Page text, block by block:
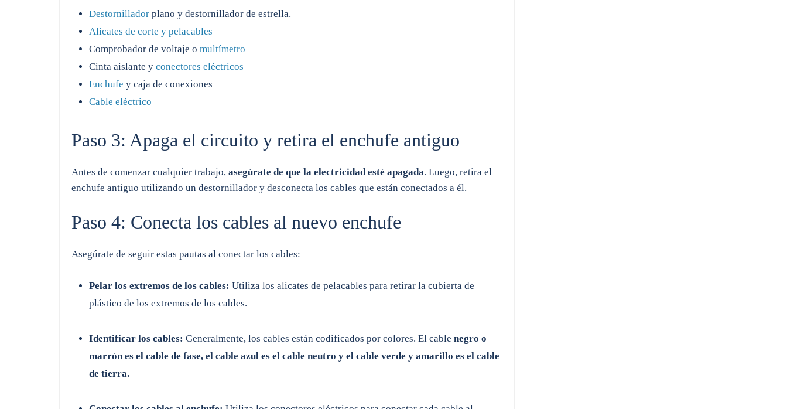
Destornillador plano y destornillador de estrella.
Alicates de corte y pelacables
Comprobador de voltaje o multímetro
Cinta aislante y conectores eléctricos
Enchufe y caja de conexiones
Cable eléctrico
Paso 3: Apaga el circuito y retira el enchufe antiguo
Antes de comenzar cualquier trabajo, asegúrate de que la electricidad esté apagada. Luego, retira el
enchufe antiguo utilizando un destornillador y desconecta los cables que están conectados a él.
Paso 4: Conecta los cables al nuevo enchufe
Asegúrate de seguir estas pautas al conectar los cables:
Pelar los extremos de los cables: Utiliza los alicates de pelacables para retirar la cubierta de
plástico de los extremos de los cables.
Identificar los cables: Generalmente, los cables están codificados por colores. El cable negro o
marrón es el cable de fase, el cable azul es el cable neutro y el cable verde y amarillo es el cable
de tierra.